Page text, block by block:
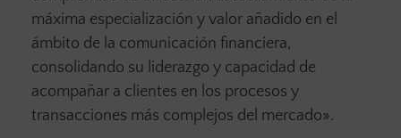
máxima especialización y valor añadido en el
ámbito de la comunicación financiera,
consolidando su liderazgo y capacidad de
acompañar a clientes en los procesos y
transacciones más complejos del mercado».